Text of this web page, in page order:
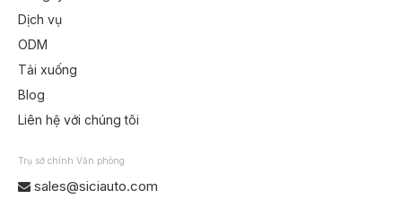
Dịch vụ
ODM
Tải xuống
Blog
Liên hệ với chúng tôi
Trụ sở chính Văn phòng
 sales@siciauto.com